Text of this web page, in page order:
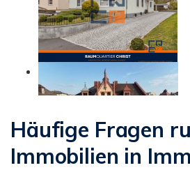
Häufige Fragen
Immobilien in